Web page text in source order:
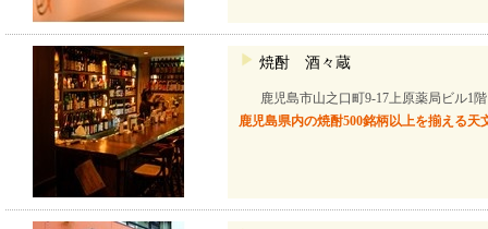
焼酎 酒々蔵
鹿児島市山之口町9-17上原薬局ビル1階
鹿児島県内の焼酎500銘柄以上を揃える